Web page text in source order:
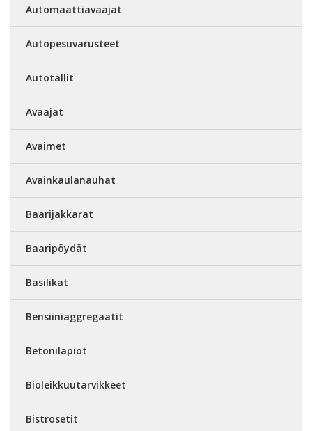
Automaattiavaajat
Autopesuvarusteet
Autotallit
Avaajat
Avaimet
Avainkaulanauhat
Baarijakkarat
Baaripöydät
Basilikat
Bensiiniaggregaatit
Betonilapiot
Bioleikkuutarvikkeet
Bistrosetit